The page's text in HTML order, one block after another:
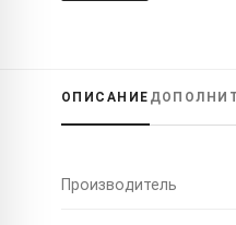
ОПИСАНИЕ
Производитель